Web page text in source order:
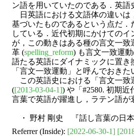
ン語を用いていたのである．英
日英語における文語体の違いは
基づいたものであるという点だ
している．近代初期にかけての
が，この動きはある種の言文一
革 (spelling_reform) も言文一致運
語たる英語にダイナミックに置き
「言文一致運動」と呼んでおきた
この英語史における「言文一致
([2013-03-04-1]) や「#2580. 初期
言葉で英語が躍進し，ラテン語が
・ 野村 剛史 『話し言葉の日
Referrer (Inside): [2022-06-30-1]